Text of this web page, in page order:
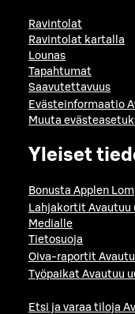
Ravintolat
Ravintolat kartalla
Lounas
Tapahtumat
Saavutettavuus
Evästeinformaatio
Muuta
Yleiset
Bonusta Applen
Lahjakortit Avautuu
Medialle
Tietosuoja
Oiva-raportit
Työpaikat Avautuu
Etsi ja varaa tiloja